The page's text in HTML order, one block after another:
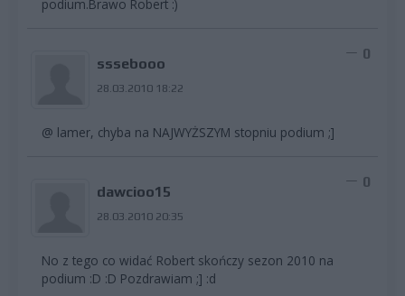
podium.Brawo Robert :)
sssebooo
28.03.2010 18:22
0
@ lamer, chyba na NAJWYŻSZYM stopniu podium ;]
dawcioo15
28.03.2010 20:35
0
No z tego co widać Robert skończy sezon 2010 na
podium :D :D Pozdrawiam ;] :d